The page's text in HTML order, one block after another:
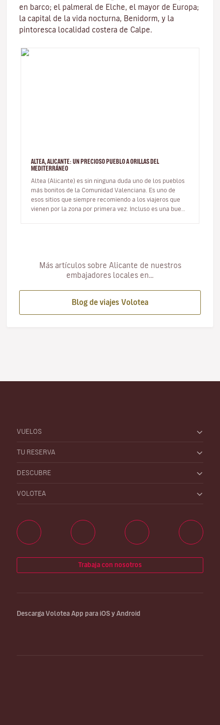
en barco; el palmeral de Elche, el mayor de Europa;
la capital de la vida nocturna, Benidorm, y la
pintoresca localidad costera de Calpe.
ALTEA, ALICANTE: UN PRECIOSO PUEBLO A ORILLAS DEL
MEDITERRÁNEO
Altea (Alicante) es sin ninguna duda uno de los pueblos
más bonitos de la Comunidad Valenciana. Es uno de
esos sitios que siempre recomiendo a los viajeros que
vienen por la zona por primera vez. Incluso es una buena
Más artículos sobre Alicante de nuestros
embajadores locales en…
Blog de viajes Volotea
VUELOS
TU RESERVA
DESCUBRE
VOLOTEA
Trabaja con nosotros
Descarga Volotea App para iOS y Android